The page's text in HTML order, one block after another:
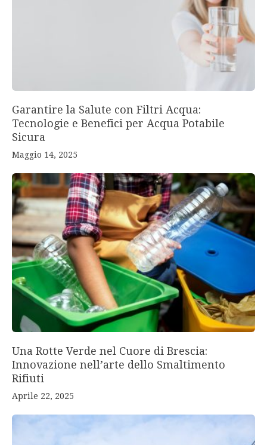
Garantire la Salute con Filtri Acqua:
Tecnologie e Benefici per Acqua Potabile
Sicura
Maggio 14, 2025
Una Rotte Verde nel Cuore di Brescia:
Innovazione nell’arte dello Smaltimento
Rifiuti
Aprile 22, 2025